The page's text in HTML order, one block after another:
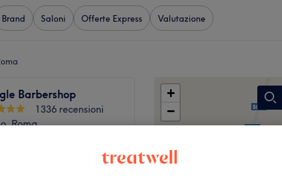
Brand Saloni Offerte Express Valutazione
Barbershop
1336 recensioni
Roma
+
−